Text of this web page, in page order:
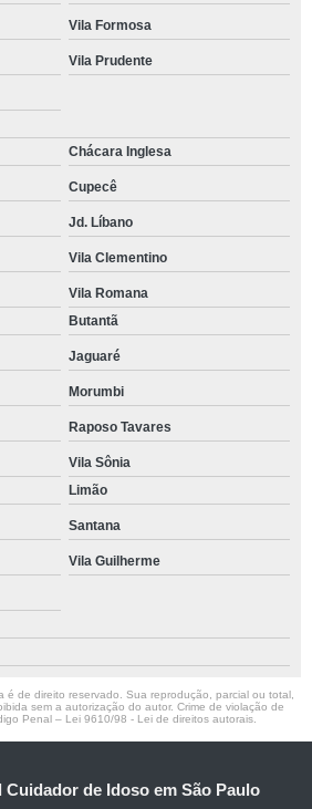
Vila Formosa
Vila Prudente
Chácara Inglesa
Cupecê
Jd. Líbano
Vila Clementino
Vila Romana
Butantã
Jaguaré
Morumbi
Raposo Tavares
Vila Sônia
Limão
Santana
Vila Guilherme
de direito reservado. Sua reprodução, parcial ou total,
sem a autorização do autor. Crime de violação de
Penal – Lei 9610/98 - Lei de direitos autorais.
Cuidador de Idoso em São Paulo